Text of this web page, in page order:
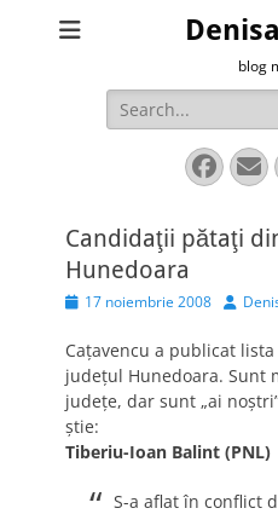
blog
Search
for:
Candidaţii pătaţi
Hunedoara
Posted17 noiembrie 2008 Author
Caţavencu a publicat
judeţul Hunedoara. Sunt
judeţe, dar sunt „ai
ştie:
Tiberiu-Ioan Balint (PNL)
S-a aflat în conflict